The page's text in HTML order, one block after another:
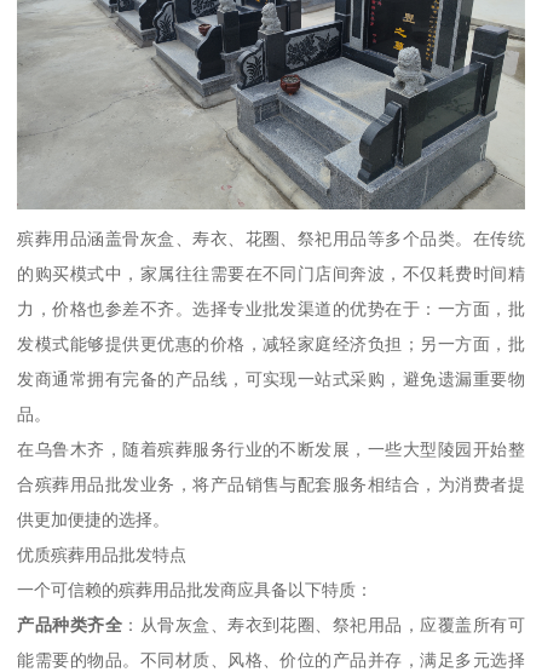
殡葬用品涵盖骨灰盒、寿衣、花圈、祭祀用品等多个品类。在传统
的购买模式中，家属往往需要在不同门店间奔波，不仅耗费时间精
力，价格也参差不齐。选择专业批发渠道的优势在于：一方面，批
发模式能够提供更优惠的价格，减轻家庭经济负担；另一方面，批
发商通常拥有完备的产品线，可实现一站式采购，避免遗漏重要物
品。
在乌鲁木齐，随着殡葬服务行业的不断发展，一些大型陵园开始整
合殡葬用品批发业务，将产品销售与配套服务相结合，为消费者提
供更加便捷的选择。
优质殡葬用品批发特点
一个可信赖的殡葬用品批发商应具备以下特质：
产品种类齐全 ：从骨灰盒、寿衣到花圈、祭祀用品，应覆盖所有可
能需要的物品。不同材质、风格、价位的产品并存，满足多元选择